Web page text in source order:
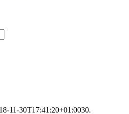
11-30T17:41:20+01:0030.